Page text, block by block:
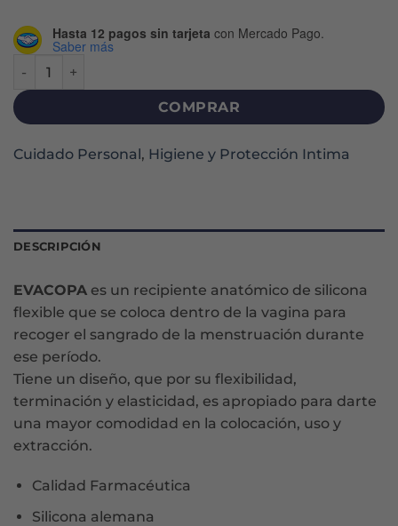
Hasta 12 pagos sin tarjeta con Mercado Pago.
Saber más
COMPRAR
Cuidado Personal, Higiene y Protección Intima
DESCRIPCIÓN
EVACOPA es un recipiente anatómico de silicona
flexible que se coloca dentro de la vagina para
recoger el sangrado de la menstruación durante
ese período.
Tiene un diseño, que por su flexibilidad,
terminación y elasticidad, es apropiado para darte
una mayor comodidad en la colocación, uso y
extracción.
Calidad Farmacéutica
Silicona alemana